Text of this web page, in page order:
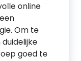
online
Om te
goed te